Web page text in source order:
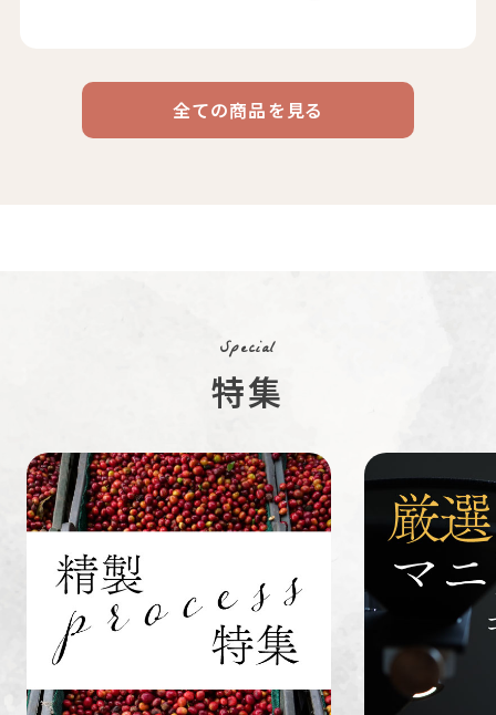
コーヒー
リキッド
コーヒー
豆・粉
すてきな道
具
生活雑貨 福袋
業務用 定期便
ケニア
ブラジル
インドネシ
ア
ホンジュラ
ス
全ての商品を見る
Special
特集